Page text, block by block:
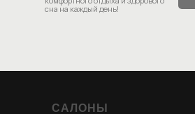
сна на каждый день!
САЛОНЫ